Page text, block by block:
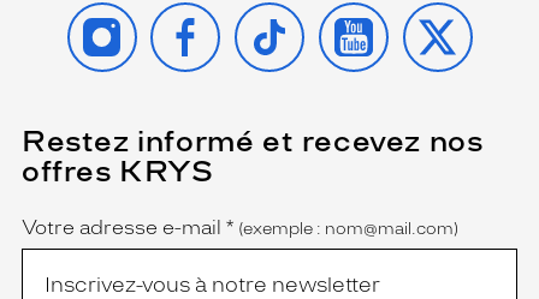
INSTAGRAMFACEBOOK
TIKTOK YOUTUBE
X
Restez informé et recevez nos
offres KRYS
Name
Votre adresse e-mail *
(Ce
champ
est
(exemple : nom@mail.com)